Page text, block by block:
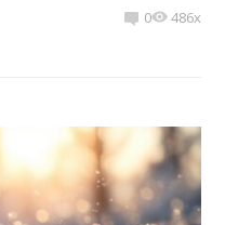
0 486x